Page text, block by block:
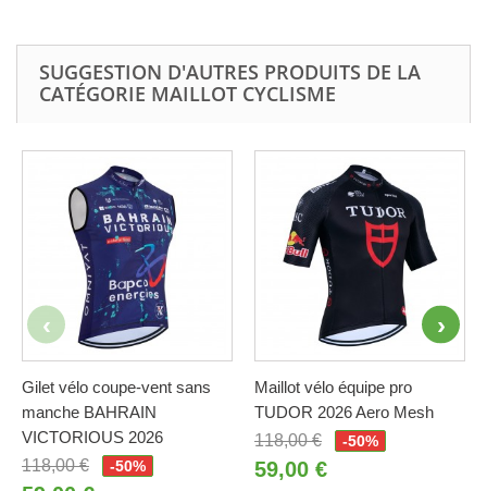
SUGGESTION D'AUTRES PRODUITS DE LA
CATÉGORIE MAILLOT CYCLISME
Gilet vélo coupe-vent sans
manche BAHRAIN
VICTORIOUS 2026
118,00 €
-50%
Maillot vélo équipe pro
TUDOR 2026 Aero Mesh
118,00 €
-50%
59,00 €